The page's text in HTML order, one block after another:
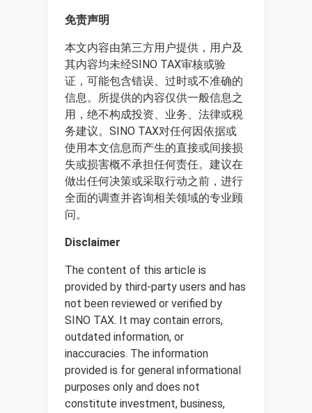
免责声明
本文内容由第三方用户提供，用户及
其内容均未经SINO TAX审核或验
证，可能包含错误、过时或不准确的
信息。所提供的内容仅供一般信息之
用，绝不构成投资、业务、法律或税
务建议。SINO TAX对任何因依据或
使用本文信息而产生的直接或间接损
失或损害概不承担任何责任。建议在
做出任何决策或采取行动之前，进行
全面的调查并咨询相关领域的专业顾
问。
Disclaimer
The content of this article is
provided by third-party users and has
not been reviewed or verified by
SINO TAX. It may contain errors,
outdated information, or
inaccuracies. The information
provided is for general informational
purposes only and does not
constitute investment, business,